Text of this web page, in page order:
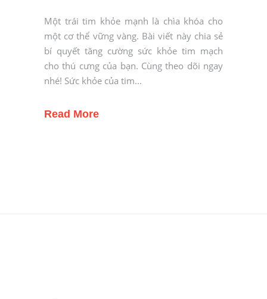
Một trái tim khỏe mạnh là chìa khóa cho
một cơ thể vững vàng. Bài viết này chia sẻ
bí quyết tăng cường sức khỏe tim mạch
cho thú cưng của bạn. Cùng theo dõi ngay
nhé! Sức khỏe của tim
Read More